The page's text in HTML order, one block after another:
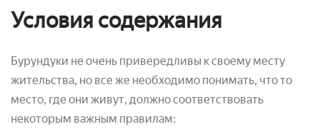
Условия содержания
Бурундуки не очень привередливы к своему месту
жительства, но все же необходимо понимать, что то
место, где они живут, должно соответствовать
некоторым важным правилам: